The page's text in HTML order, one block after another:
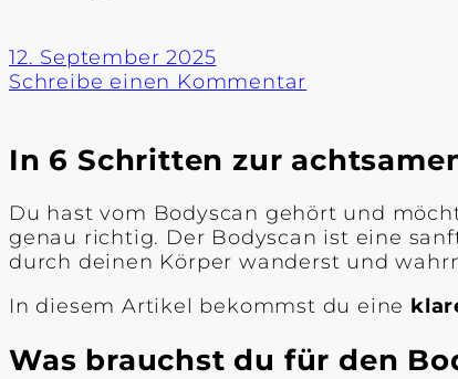
12. September 2025
Schreibe einen Kommentar
In 6 Schritten zur
Du hast vom Bodyscan gehört und
genau richtig. Der Bodyscan ist eine
durch deinen Körper wanderst und
In diesem Artikel bekommst du eine
Was brauchst du für den